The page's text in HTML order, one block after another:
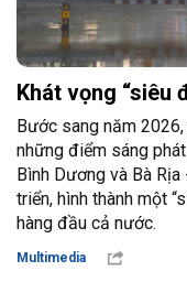
Khát vọng “siêu
Bước sang năm
những điểm sáng
Bình Dương và Bà
triển, hình thành một
hàng đầu cả nước.
Multimedia